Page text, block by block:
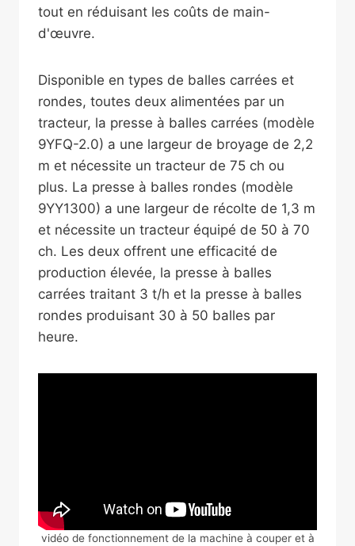
tout en réduisant les coûts de main-
d'œuvre.
Disponible en types de balles carrées et
rondes, toutes deux alimentées par un
tracteur, la presse à balles carrées (modèle
9YFQ-2.0) a une largeur de broyage de 2,2
m et nécessite un tracteur de 75 ch ou
plus. La presse à balles rondes (modèle
9YY1300) a une largeur de récolte de 1,3 m
et nécessite un tracteur équipé de 50 à 70
ch. Les deux offrent une efficacité de
production élevée, la presse à balles
carrées traitant 3 t/h et la presse à balles
rondes produisant 30 à 50 balles par
heure.
vidéo de fonctionnement de la machine à couper et à